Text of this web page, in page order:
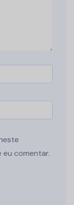
eu comentar.